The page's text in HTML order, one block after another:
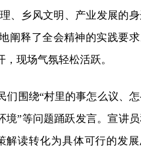
、乡风文明、产业发展的
阐释了全会精神的实践要
现场气氛轻松活跃。
们围绕“村里的事怎么议、
境”等问题踊跃发言。宣讲
解读转化为具体可行的发